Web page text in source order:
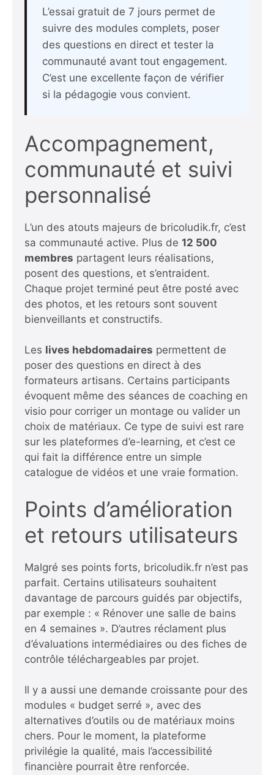
L’essai gratuit de 7 jours permet de
suivre des modules complets, poser
des questions en direct et tester la
communauté avant tout engagement.
C’est une excellente façon de vérifier
si la pédagogie vous convient.
Accompagnement,
communauté et suivi
personnalisé
L’un des atouts majeurs de bricoludik.fr, c’est
sa communauté active. Plus de 12 500
membres partagent leurs réalisations,
posent des questions, et s’entraident.
Chaque projet terminé peut être posté avec
des photos, et les retours sont souvent
bienveillants et constructifs.
Les lives hebdomadaires permettent de
poser des questions en direct à des
formateurs artisans. Certains participants
évoquent même des séances de coaching en
visio pour corriger un montage ou valider un
choix de matériaux. Ce type de suivi est rare
sur les plateformes d’e-learning, et c’est ce
qui fait la différence entre un simple
catalogue de vidéos et une vraie formation.
Points d’amélioration
et retours utilisateurs
Malgré ses points forts, bricoludik.fr n’est pas
parfait. Certains utilisateurs souhaitent
davantage de parcours guidés par objectifs,
par exemple : « Rénover une salle de bains
en 4 semaines ». D’autres réclament plus
d’évaluations intermédiaires ou des fiches de
contrôle téléchargeables par projet.
Il y a aussi une demande croissante pour des
modules « budget serré », avec des
alternatives d’outils ou de matériaux moins
chers. Pour le moment, la plateforme
privilégie la qualité, mais l’accessibilité
financière pourrait être renforcée.